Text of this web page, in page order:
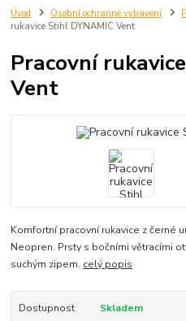
Úvod Osobní ochranné vybavení
rukavice Stihl DYNAMIC Vent
Pracovní
Vent
Komfortní pracovní rukavice z černé
Neopren. Prsty s bočními větracími
suchým zipem. celý popis
Dostupnost Skladem